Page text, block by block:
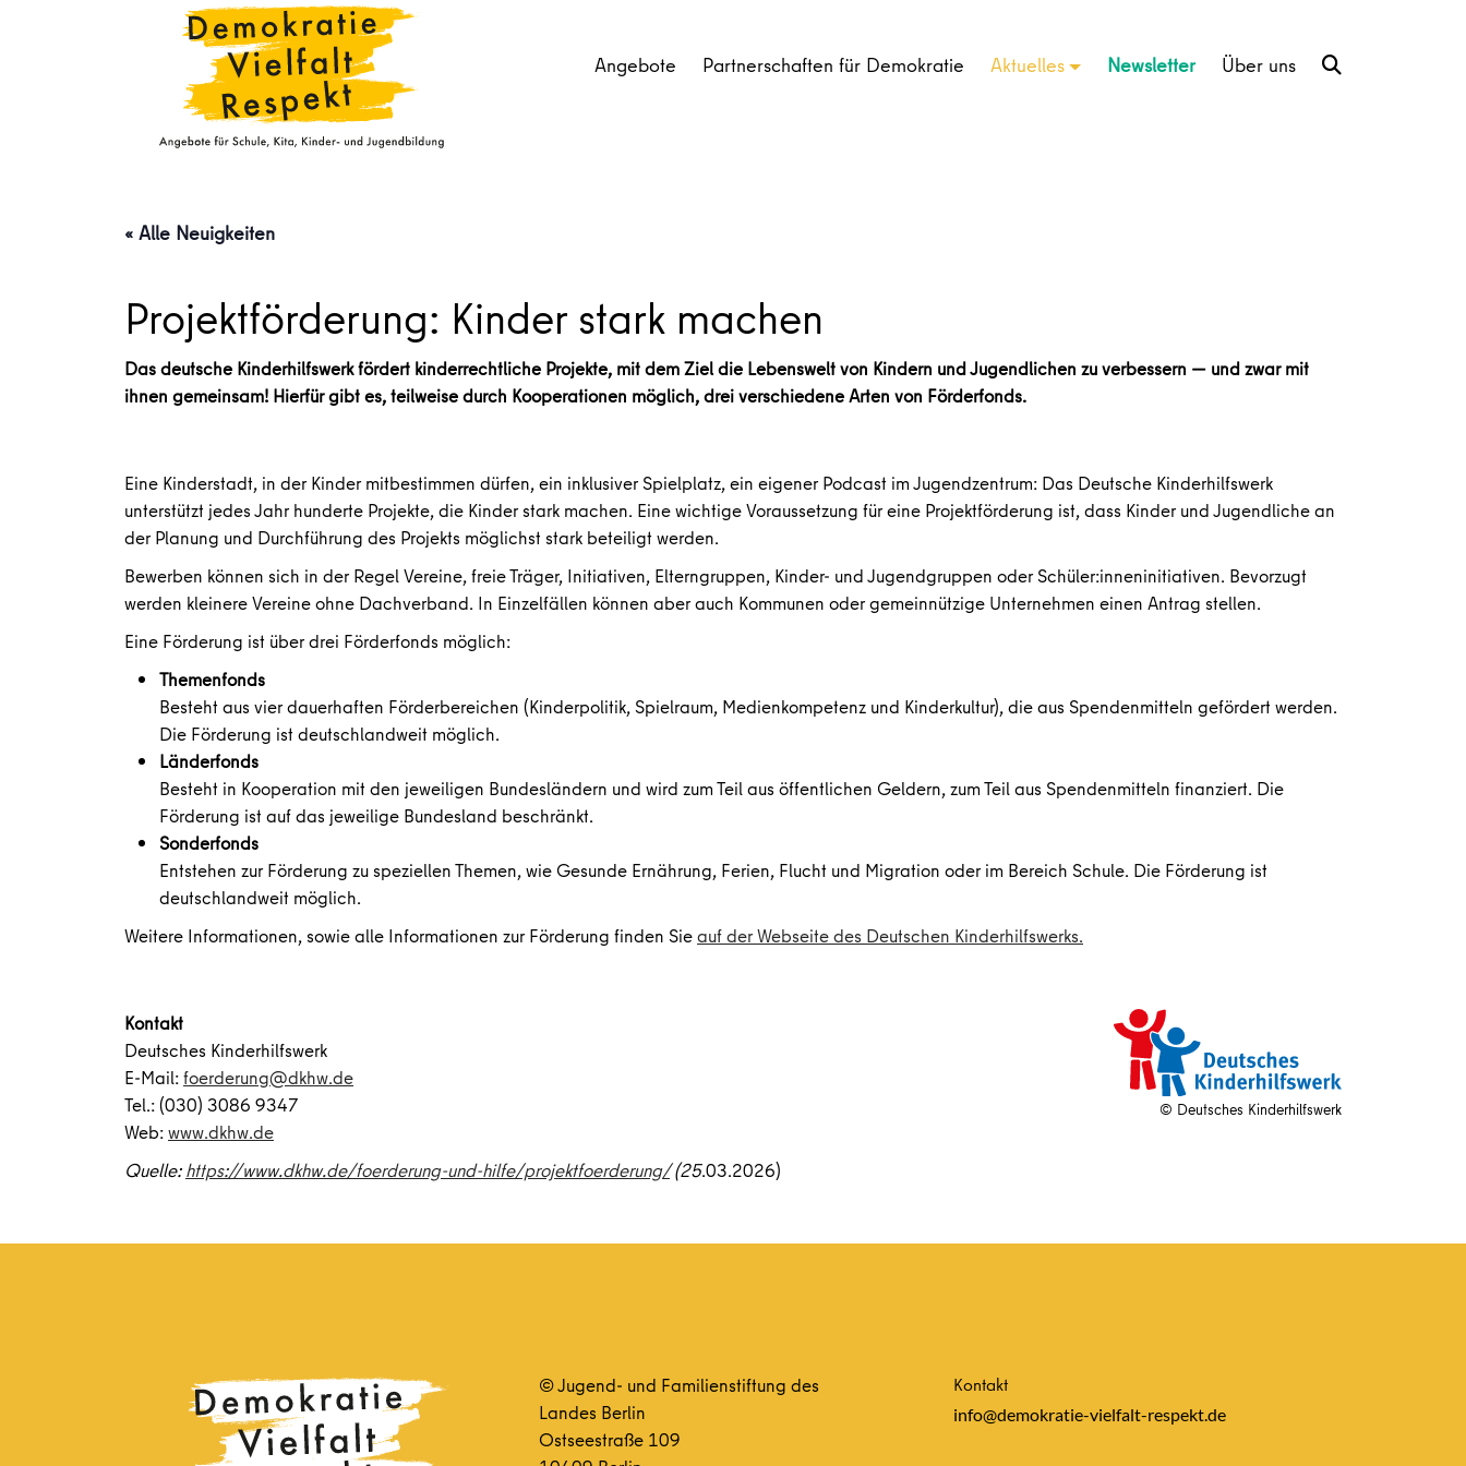
Angebote Partnerschaften für Demokratie Aktuelles Newsletter Über uns
« Alle Neuigkeiten
Projektförderung: Kinder stark machen
Das deutsche Kinderhilfswerk fördert kinderrechtliche Projekte, mit dem Ziel die Lebenswelt von Kindern und Jugendlichen zu verbessern — und zwar mit
ihnen gemeinsam! Hierfür gibt es, teilweise durch Kooperationen möglich, drei verschiedene Arten von Förderfonds.
Eine Kinderstadt, in der Kinder mitbestimmen dürfen, ein inklusiver Spielplatz, ein eigener Podcast im Jugendzentrum: Das Deutsche Kinderhilfswerk
unterstützt jedes Jahr hunderte Projekte, die Kinder stark machen. Eine wichtige Voraussetzung für eine Projektförderung ist, dass Kinder und Jugendliche an
der Planung und Durchführung des Projekts möglichst stark beteiligt werden.
Bewerben können sich in der Regel Vereine, freie Träger, Initiativen, Elterngruppen, Kinder- und Jugendgruppen oder Schüler:inneninitiativen. Bevorzugt
werden kleinere Vereine ohne Dachverband. In Einzelfällen können aber auch Kommunen oder gemeinnützige Unternehmen einen Antrag stellen.
Eine Förderung ist über drei Förderfonds möglich:
Themenfonds
Besteht aus vier dauerhaften Förderbereichen (Kinderpolitik, Spielraum, Medienkompetenz und Kinderkultur), die aus Spendenmitteln gefördert werden.
Die Förderung ist deutschlandweit möglich.
Länderfonds
Besteht in Kooperation mit den jeweiligen Bundesländern und wird zum Teil aus öffentlichen Geldern, zum Teil aus Spendenmitteln finanziert. Die
Förderung ist auf das jeweilige Bundesland beschränkt.
Sonderfonds
Entstehen zur Förderung zu speziellen Themen, wie Gesunde Ernährung, Ferien, Flucht und Migration oder im Bereich Schule. Die Förderung ist
deutschlandweit möglich.
Weitere Informationen, sowie alle Informationen zur Förderung finden Sieauf der Webseite des Deutschen Kinderhilfswerks.
Kontakt
Deutsches Kinderhilfswerk
E-Mail:foerderung@dkhw.de
Tel.: (030) 3086 9347
Web:www.dkhw.de
Quelle:https://www.dkhw.de/foerderung-und-hilfe/projektfoerderung/(25.03.2026)
© Deutsches Kinderhilfswerk
© Jugend- und Familienstiftung des
Landes Berlin
Ostseestraße 109
Kontakt
info@demokratie-vielfalt-respekt.de